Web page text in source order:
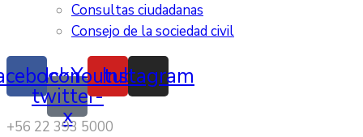
Consultas ciudadanas
Consejo de la sociedad civil
Icon-
twitter-
x
Youtube
Instagram
‭+56 22 393 5000‬